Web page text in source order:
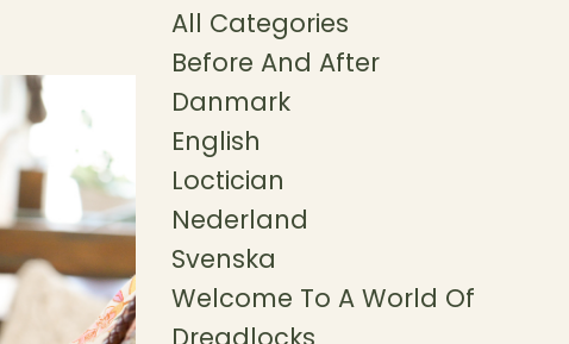
All Categories
Before And After
Danmark
English
Loctician
Nederland
Svenska
Welcome To A World Of